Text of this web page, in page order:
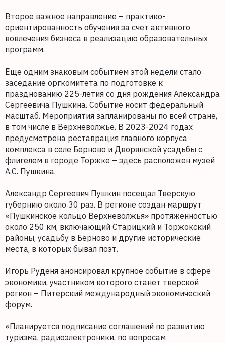
Второе важное направление – практико-
ориентированность обучения за счет активного
вовлечения бизнеса в реализацию образовательных
программ.
Еще одним знаковым событием этой недели стало
заседание оргкомитета по подготовке к
празднованию 225-летия со дня рождения Александра
Сергеевича Пушкина. Событие носит федеральный
масштаб. Мероприятия запланированы по всей стране,
в том числе в Верхневолжье. В 2023-2024 годах
предусмотрена реставрация главного корпуса
комплекса в селе Берново и Дворянской усадьбы с
флигелем в городе Торжке – здесь расположен музей
А.С. Пушкина.
Александр Сергеевич Пушкин посещал Тверскую
губернию около 30 раз. В регионе создан маршрут
«Пушкинское кольцо Верхневолжья» протяженностью
около 250 км, включающий Старицкий и Торжокский
районы, усадьбу в Берново и другие исторические
места, в которых бывал поэт.
Игорь Руденя анонсировал крупное событие в сфере
экономики, участником которого станет тверской
регион – Питерский международный экономический
форум.
«Планируется подписание соглашений по развитию
туризма, радиоэлектроники, по вопросам